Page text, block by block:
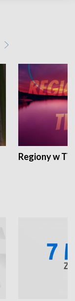
Regiony w